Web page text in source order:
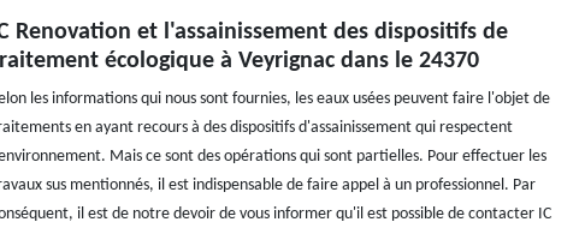
Renovation et l'assainissement des dispositifs de
écologique à Veyrignac dans le 24370
les informations qui nous sont fournies, les eaux usées peuvent faire l'objet de
en ayant recours à des dispositifs d'assainissement qui respectent
Mais ce sont des opérations qui sont partielles. Pour effectuer les
sus mentionnés, il est indispensable de faire appel à un professionnel. Par
il est de notre devoir de vous informer qu'il est possible de contacter IC